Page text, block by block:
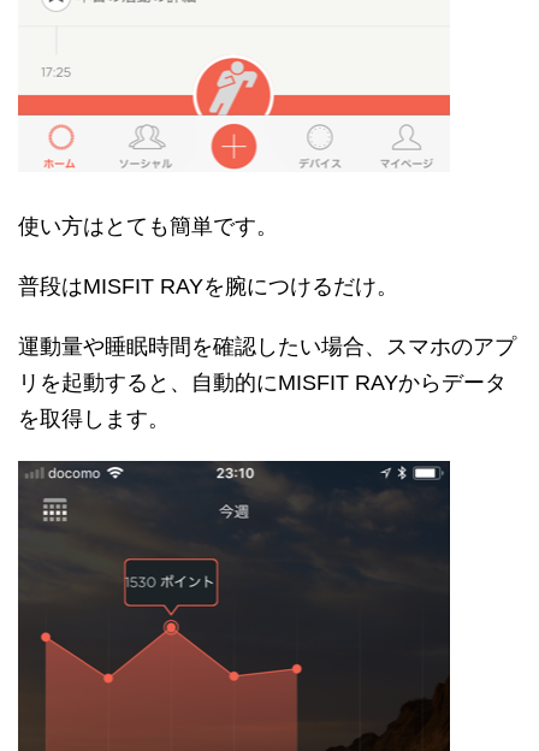
使い方はとても簡単です。
普段はMISFIT RAYを腕につけるだけ。
運動量や睡眠時間を確認したい場合、スマホのアプ
リを起動すると、自動的にMISFIT RAYからデータ
を取得します。